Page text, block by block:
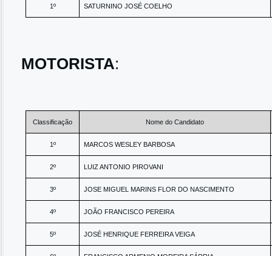
1º SATURNINO JOSÉ COELHO
MOTORISTA:
Classificação Nome do Candidato
1º MARCOS WESLEY BARBOSA
2º LUIZ ANTONIO PIROVANI
3º JOSE MIGUEL MARINS FLOR DO NASCIMENTO
4º JOÃO FRANCISCO PEREIRA
5º JOSÉ HENRIQUE FERREIRA VEIGA